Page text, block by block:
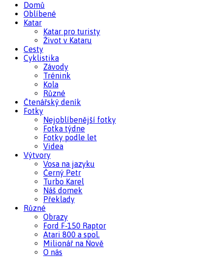
Domů
Oblíbené
Katar
Katar pro turisty
Život v Kataru
Cesty
Cyklistika
Závody
Trénink
Kola
Různé
Čtenářský deník
Fotky
Nejoblíbenější fotky
Fotka týdne
Fotky podle let
Videa
Výtvory
Vosa na jazyku
Černý Petr
Turbo Karel
Náš domek
Překlady
Různé
Obrazy
Ford F-150 Raptor
Atari 800 a spol.
Milionář na Nově
O nás